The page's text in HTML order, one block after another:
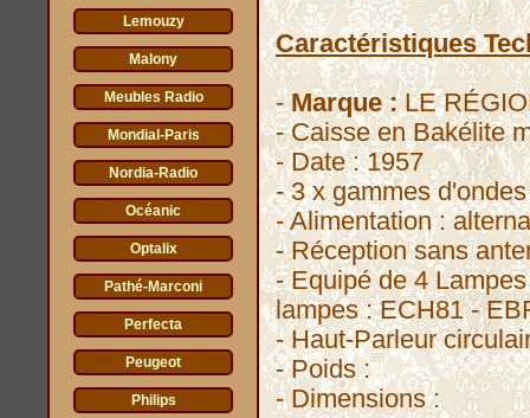
Lemouzy
Malony
Meubles Radio
Mondial-Paris
Nordia-Radio
Océanic
Optalix
Pathé-Marconi
Perfecta
Peugeot
Philips
Caractéristiques
-Marque :LE
- Caisse en Bakélite
- Date : 1957
- 3 x gammes
- Alimentation :
- Réception sans
- Equipé de 4
lampes : ECH81 -
- Haut-Parleur
- Poids :
- Dimensions :